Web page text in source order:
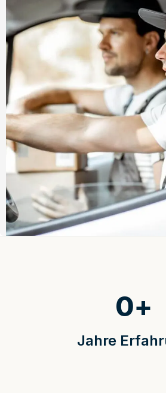
Jahre
0+